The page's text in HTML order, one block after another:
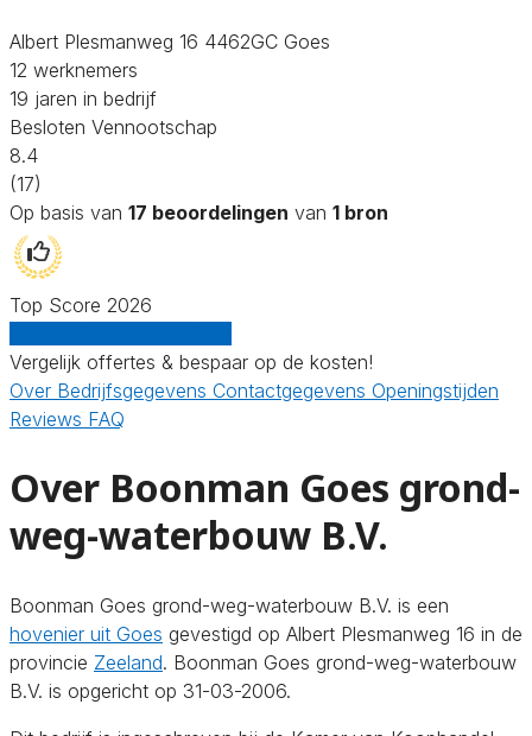
Albert Plesmanweg 16 4462GC Goes
12 werknemers
19 jaren in bedrijf
Besloten Vennootschap
8.4
(17)
Op basis van 17 beoordelingen van 1 bron
Top Score 2026
Vergelijk offertes & bespaar op de kosten!
Over Bedrijfsgegevens Contactgegevens Openingstijden
Reviews FAQ
Over Boonman Goes grond-
weg-waterbouw B.V.
Boonman Goes grond-weg-waterbouw B.V. is een
hovenier uit Goes gevestigd op Albert Plesmanweg 16 in de
provincie Zeeland. Boonman Goes grond-weg-waterbouw
B.V. is opgericht op 31-03-2006.